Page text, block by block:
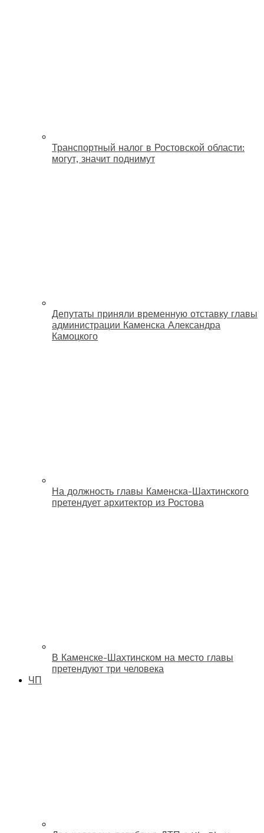
Транспортный налог в Ростовской области:
могут, значит поднимут
Депутаты приняли временную отставку главы
администрации Каменска Александра
Камоцкого
На должность главы Каменска-Шахтинского
претендует архитектор из Ростова
В Каменске-Шахтинском на место главы
претендуют три человека
ЧП